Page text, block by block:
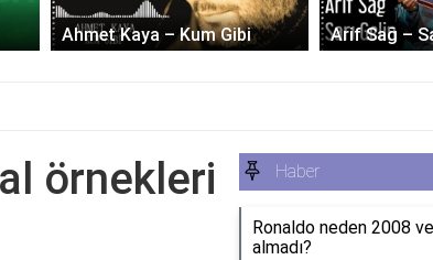
Ahmet Kaya – Kum Gibi Arif Sağ –
örnekleri
Haber
Ronaldo neden 2008
almadı?